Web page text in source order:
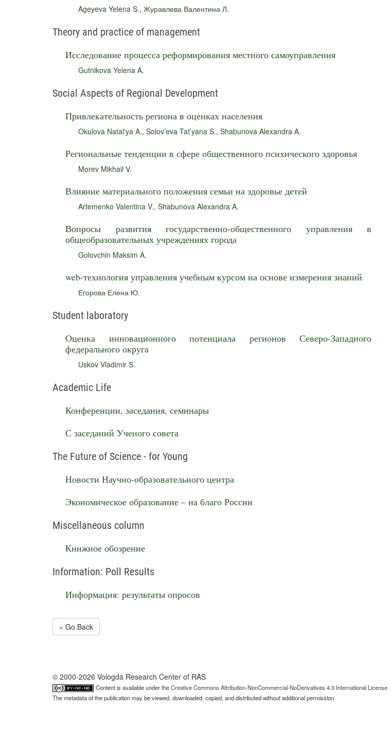
Ageyeva Yelena S., Журавлева Валентина Л.
Theory and practice of management
Исследование процесса реформирования местного самоуправления
Gutnikova Yelena A.
Social Aspects of Regional Development
Привлекательность региона в оценках населения
Okulova Natal'ya A., Solov’eva Tat’yana S., Shabunova Alexandra A.
Региональные тенденции в сфере общественного психического здоровья
Morev Mikhail V.
Влияние материального положения семьи на здоровье детей
Artemenko Valentina V., Shabunova Alexandra A.
Вопросы развития государственно-общественного управления в
общеобразовательных учреждениях города
Golovchin Maksim A.
web-технология управления учебным курсом на основе измерения знаний
Егорова Елена Ю.
Student laboratory
Оценка инновационного потенциала регионов Северо-Западного
федерального округа
Uskov Vladimir S.
Academic Life
Конференции, заседания, семинары
С заседаний Ученого совета
The Future of Science - for Young
Новости Научно-образовательного центра
Экономическое образование – на благо России
Miscellaneous column
Книжное обозрение
Information: Poll Results
Информация: результаты опросов
« Go Back
© 2000-2026 Vologda Research Center of RAS
Content is available under theCreative Commons Attribution-NonCommercial-NoDerivatives 4.0 International License
The metadata of the publication may be viewed, downloaded, copied, and distributed without additional permission